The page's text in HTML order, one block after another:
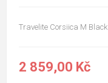
Travelite Corsiica M
2 859,00 Kč